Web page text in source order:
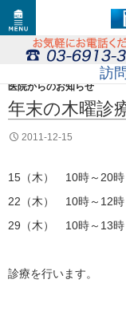
訪
医院からのお知らせ
年末の木曜診
2011-12-15
15（木） 10時～20時
22（木） 10時～12時
29（木） 10時～13時
診療を行います。